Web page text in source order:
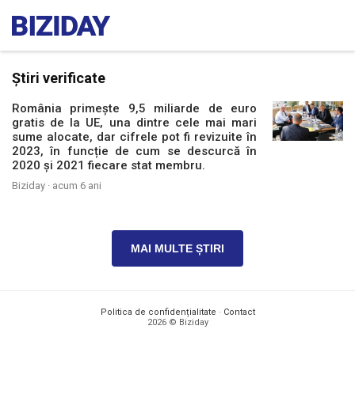
Știri verificate
România primește 9,5 miliarde de euro
gratis de la UE, una dintre cele mai mari
sume alocate, dar cifrele pot fi revizuite în
2023, în funcție de cum se descurcă în
2020 și 2021 fiecare stat membru.
Biziday · acum 6 ani
MAI MULTE ȘTIRI
Politica de confidențialitate · Contact
2026 © Biziday